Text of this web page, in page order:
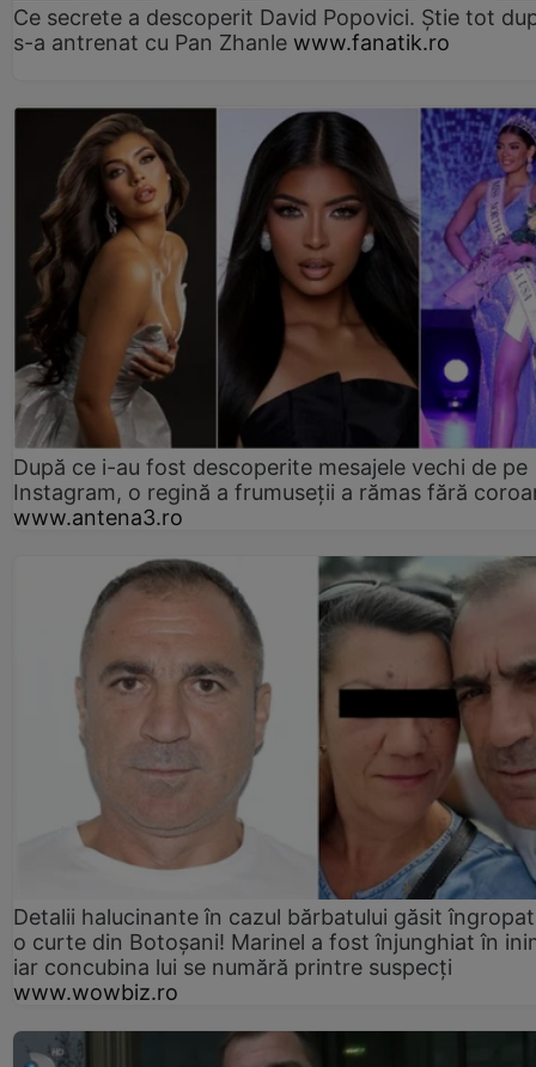
Ce secrete a descoperit David Popovici. Știe tot
s-a antrenat cu Pan Zhanle www.fanatik.ro
După ce i-au fost descoperite mesajele vechi de pe
Instagram, o regină a frumuseții a rămas fără
www.antena3.ro
Detalii halucinante în cazul bărbatului găsit
o curte din Botoșani! Marinel a fost înjunghiat în
iar concubina lui se numără printre suspecți
www.wowbiz.ro